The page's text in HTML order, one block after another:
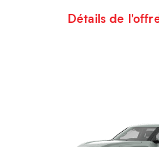
Détails de